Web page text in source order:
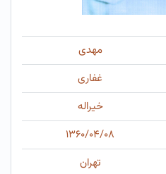
مهدی
غفاری
خیراله
۱۳۶۰/۰۴/۰۸
تهران